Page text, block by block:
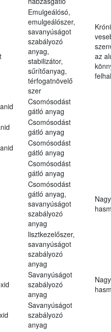
Emulgeálósó,
emulgeálószer,
savanyúságot
szabályozó
anyag,
stabilizátor,
sűrítőanyag,
térfogatnövelő
szer
az
Csomósodást
gátló anyag
Csomósodást
gátló anyag
Csomósodást
gátló anyag
Csomósodást
gátló anyag
Csomósodást
gátló anyag,
savanyúságot
szabályozó
anyag
lisztkezelőszer,
savanyúságot
szabályozó
anyag
Savanyúságot
szabályozó
anyag
Savanyúságot
szabályozó
anyag